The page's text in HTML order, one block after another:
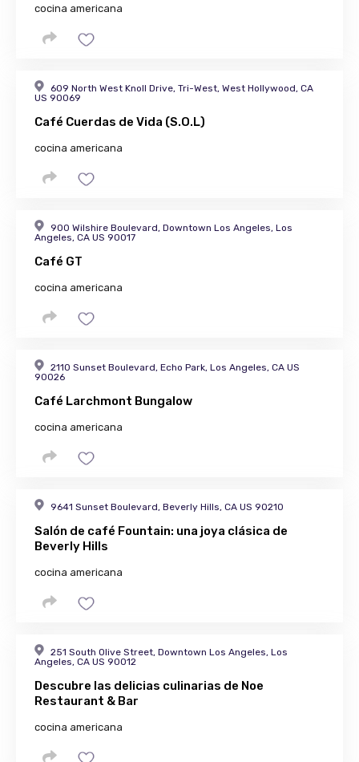
cocina americana
609 North West Knoll Drive, Tri-West, West Hollywood, CA
US 90069
Café Cuerdas de Vida (S.O.L)
cocina americana
900 Wilshire Boulevard, Downtown Los Angeles, Los
Angeles, CA US 90017
Café GT
cocina americana
2110 Sunset Boulevard, Echo Park, Los Angeles, CA US
90026
Café Larchmont Bungalow
cocina americana
9641 Sunset Boulevard, Beverly Hills, CA US 90210
Salón de café Fountain: una joya clásica de
Beverly Hills
cocina americana
251 South Olive Street, Downtown Los Angeles, Los
Angeles, CA US 90012
Descubre las delicias culinarias de Noe
Restaurant & Bar
cocina americana